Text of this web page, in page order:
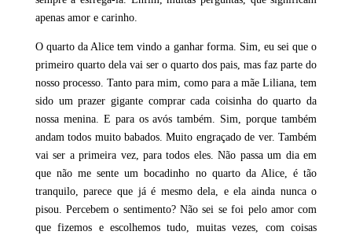
apenas amor e carinho.
O quarto da Alice tem vindo a ganhar forma. Sim, eu sei que o
primeiro quarto dela vai ser o quarto dos pais, mas faz parte do
nosso processo. Tanto para mim, como para a mãe Liliana, tem
sido um prazer gigante comprar cada coisinha do quarto da
nossa menina. E para os avós também. Sim, porque também
andam todos muito babados. Muito engraçado de ver. Também
vai ser a primeira vez, para todos eles. Não passa um dia em
que não me sente um bocadinho no quarto da Alice, é tão
tranquilo, parece que já é mesmo dela, e ela ainda nunca o
pisou. Percebem o sentimento? Não sei se foi pelo amor com
que fizemos e escolhemos tudo, muitas vezes, com coisas